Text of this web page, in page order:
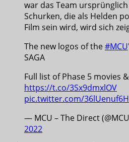
war das Team
Schurken, die als Helden
Film sein wird, wird sich
The new logos of the#MCU
SAGA
Full list of Phase 5 movies
https://t.co/3Sx9dmxlOV
pic.twitter.com/36lUenuf6H
— MCU – The Direct
2022